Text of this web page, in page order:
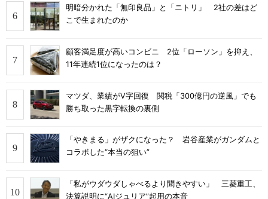
明暗分かれた「無印良品」と「ニトリ」 2社の差はど
こで生まれたのか
顧客満足度が高いコンビニ 2位「ローソン」を抑え、
11年連続1位になったのは？
マツダ、業績がV字回復 関税「300億円の逆風」でも
勝ち取った黒字転換の裏側
「やきまる」がザクになった？ 岩谷産業がガンダムと
コラボした“本当の狙い”
「私がウダウダしゃべるより聞きやすい」 三菱重工、
決算説明に“AIジュリア”起用の本音